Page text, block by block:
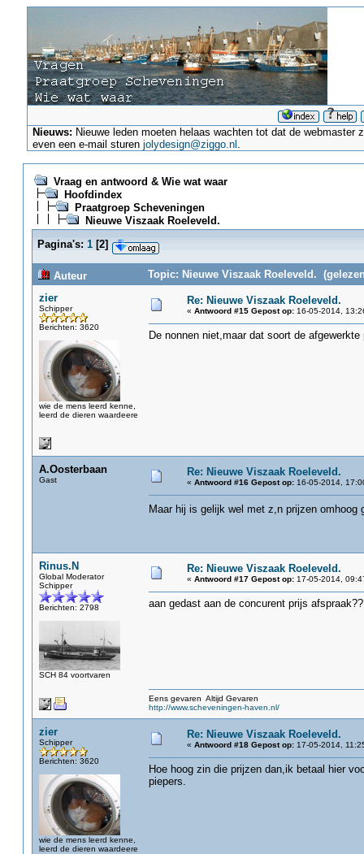
Nieuws: Nieuwe leden moeten helaas wachten tot dat de
even een e-mail sturenjolydesign@ziggo.nl .
Vraag en antwoord & Wie wat waar
Hoofdindex
Praatgroep Scheveningen
Nieuwe Viszaak Roeleveld.
Pagina's: 1[2]
Auteur
Topic: Nieuwe Viszaak Roeleveld.
zier
Schipper
Berichten: 3620
wie de mens leerd kenne,
leerd de dieren waardeere
Re: Nieuwe Viszaak Roeleveld.
« Antwoord #15 Gepost op:16-05-2014,
De nonnen niet,maar dat soort de
A.Oosterbaan
Gast
Re: Nieuwe Viszaak Roeleveld.
« Antwoord #16 Gepost op:16-05-2014,
Maar hij is gelijk wel met z,n prijzen omhoog
Rinus.N
Global Moderator
Schipper
Berichten: 2798
SCH 84 voortvaren
Re: Nieuwe Viszaak Roeleveld.
« Antwoord #17 Gepost op:17-05-2014,
aan gedast aan de concurent prijs
Eens gevaren Altijd Gevaren
http://www.scheveningen-haven.nl/
zier
Schipper
Berichten: 3620
wie de mens leerd kenne,
leerd de dieren waardeere
Re: Nieuwe Viszaak Roeleveld.
« Antwoord #18 Gepost op:17-05-2014,
Hoe hoog zin die prijzen dan,ik betaal hier
piepers.